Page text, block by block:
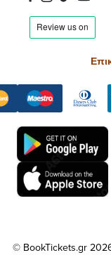
© BookTickets.gr